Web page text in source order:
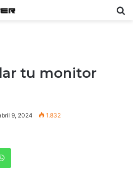
tu monitor
9, 2024 1.832
WhatsApp